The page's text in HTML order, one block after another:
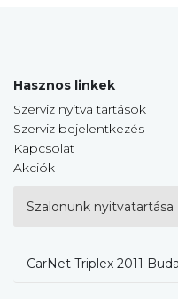
Hasznos linkek
Szerviz nyitva tartások
Szerviz bejelentkezés
Kapcsolat
Akciók
Szalonunk nyitvatartása
CarNet Triplex 2011